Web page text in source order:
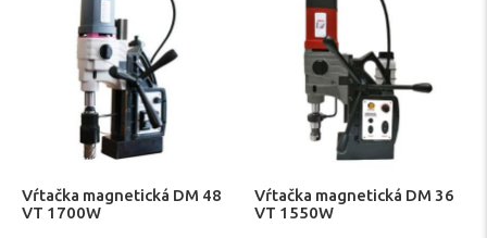
Vŕtačka magnetická DM 48
VT 1700W
Vŕtačka magnetická DM 36
VT 1550W